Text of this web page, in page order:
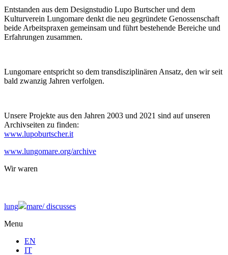
Entstanden aus dem Designstudio Lupo Burtscher und dem
Kulturverein Lungomare denkt die neu gegründete Genossenschaft
beide Arbeitspraxen gemeinsam und führt bestehende Bereiche und
Erfahrungen zusammen.
Lungomare entspricht so dem transdisziplinären Ansatz, den wir seit
bald zwanzig Jahren verfolgen.
Unsere Projekte aus den Jahren 2003 und 2021 sind auf unseren
Archivseiten zu finden:
www.lupoburtscher.it
www.lungomare.org/archive
Wir waren
lung mare/discusses
Menu
EN
IT